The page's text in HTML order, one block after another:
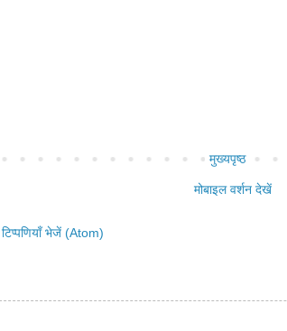
मुख्यपृष्ठ
मोबाइल वर्शन देखें
टिप्पणियाँ भेजें (Atom)